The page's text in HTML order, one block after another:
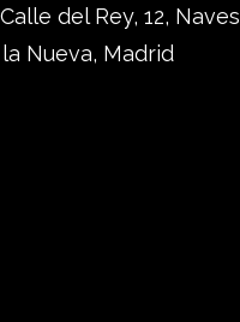
del Rey, 12,
Nueva, Madrid